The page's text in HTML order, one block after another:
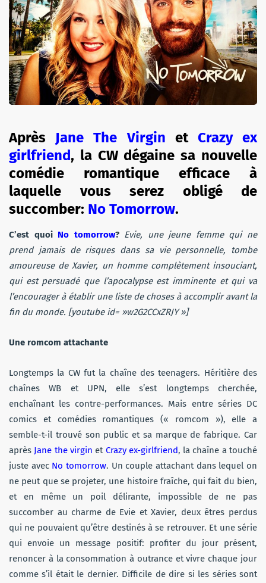
Après Jane The Virgin et Crazy ex
girlfriend, la CW dégaine sa nouvelle
comédie romantique efficace à
laquelle vous serez obligé de
succomber: No Tomorrow.
C’est quoi No tomorrow? Evie, une jeune femme qui ne
prend jamais de risques dans sa vie personnelle, tombe
amoureuse de Xavier, un homme complètement insouciant,
qui est persuadé que l’apocalypse est imminente et qui va
l’encourager à établir une liste de choses à accomplir avant la
fin du monde. [youtube id= »w2G2CCxZRJY »]
Une romcom attachante
Longtemps la CW fut la chaîne des teenagers. Héritière des
chaînes WB et UPN, elle s’est longtemps cherchée,
enchaînant les contre-performances. Mais entre séries DC
comics et comédies romantiques (« romcom »), elle a
semble-t-il trouvé son public et sa marque de fabrique. Car
après Jane the virgin et Crazy ex-girlfriend, la chaîne a touché
juste avec No tomorrow. Un couple attachant dans lequel on
ne peut que se projeter, une histoire fraîche, qui fait du bien,
et en même un poil délirante, impossible de ne pas
succomber au charme de Evie et Xavier, deux êtres perdus
qui ne pouvaient qu’être destinés à se retrouver. Et une série
qui envoie un message positif: profiter du jour présent,
renoncer à la consommation à outrance et vivre chaque jour
comme s’il était le dernier. Difficile de dire si les séries sont